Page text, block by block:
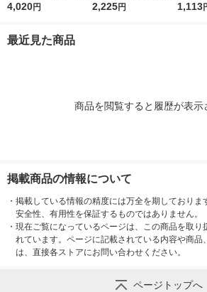
ラベルレスボトル 500
4,020円
セット（12本）
2,225円
セット
1,113
最近見た商品
商品を閲覧すると履歴が表示
掲載商品の情報について
・ 掲載している情報の精度には万全を期しておりま
安全性、有用性を保証するものではありません。
・ 現在ご覧になっているページは、この商品を取り
れています。ページに記載されている内容や商品
は、直接各ストアにお問い合わせください。
ページトップへ